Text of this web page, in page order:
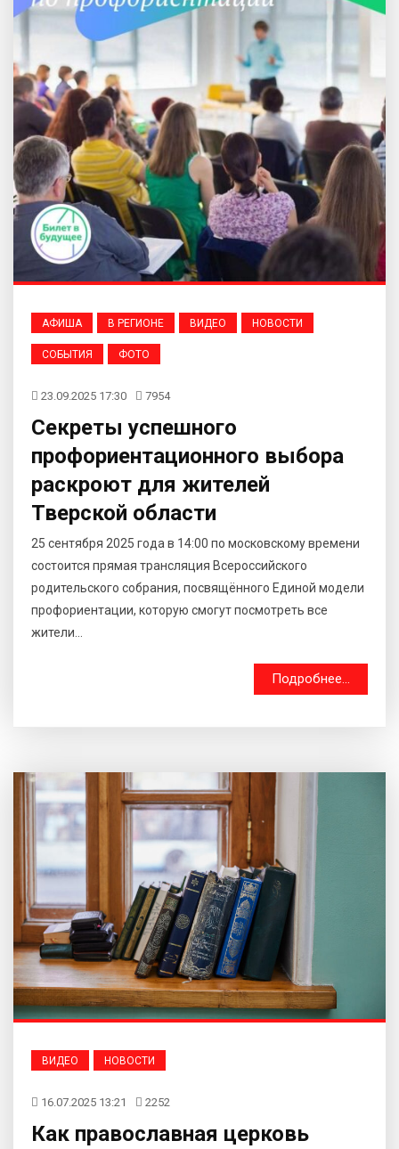
АФИША В РЕГИОНЕ ВИДЕО НОВОСТИ
СОБЫТИЯ ФОТО
23.09.2025 17:30 7954
Секреты успешного
профориентационного выбора
раскроют для жителей
Тверской области
25 сентября 2025 года в 14:00 по московскому времени
состоится прямая трансляция Всероссийского
родительского собрания, посвящённого Единой модели
профориентации, которую смогут посмотреть все
жители...
Подробнее...
ВИДЕО НОВОСТИ
16.07.2025 13:21 2252
Как православная церковь